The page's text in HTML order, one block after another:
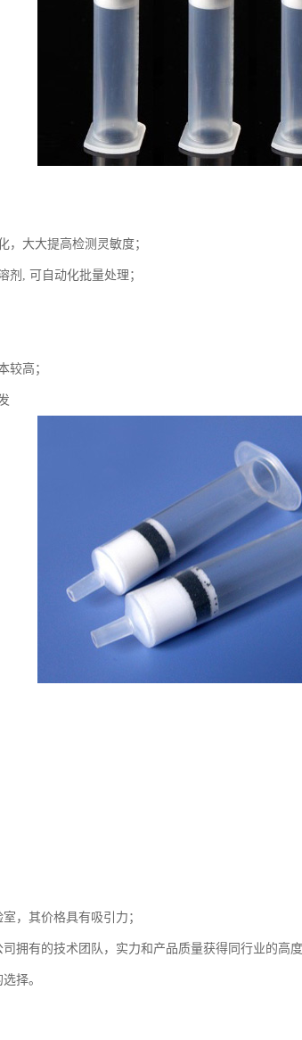
，大大提高检测灵敏度；
剂, 可自动化批量处理；
较高；
，其价格具有吸引力；
拥有的技术团队，实力和产品质量获得同行业的高
择。